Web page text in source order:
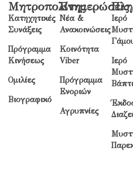
Μητροπολίτης
Κατηχητικές
Συνάξεις
Πρόγραμμα
Κινήσεως
Ομιλίες
Βιογραφικό
Ενημερώσεις
Νέα &
Ανακοινώσεις
Κοινότητα
Viber
Πρόγραμμα
Ενοριών
Αγρυπνίες
Ιερό
Ιερό